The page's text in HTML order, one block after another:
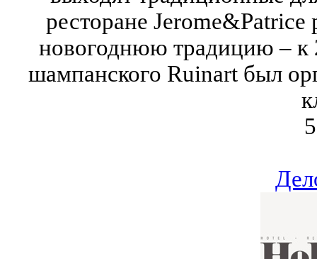
ресторане
новогоднюю традицию – к
шампанского Ruinart был